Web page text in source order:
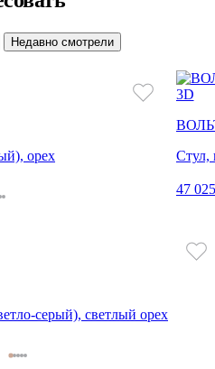
Недавно смотрели
орех
3D
Стул,
47
серый), светлый орех